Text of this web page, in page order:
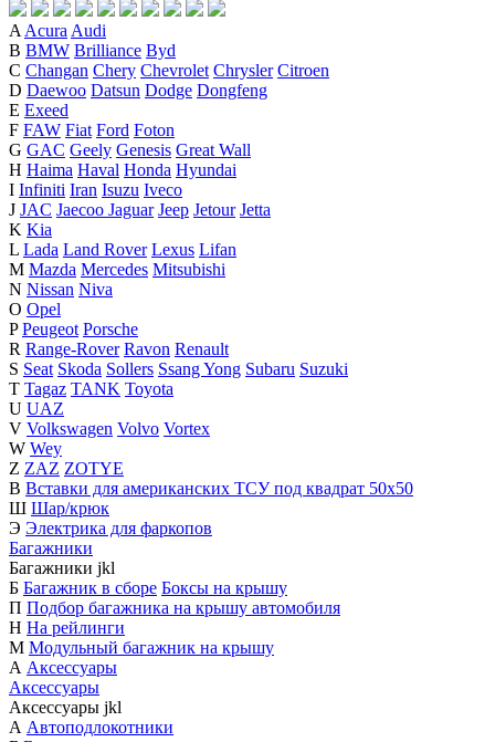
A Acura Audi
B BMW Brilliance Byd
C Changan Chery Chevrolet Chrysler Citroen
D Daewoo Datsun Dodge Dongfeng
E Exeed
F FAW Fiat Ford Foton
G GAC Geely Genesis Great Wall
H Haima Haval Honda Hyundai
I Infiniti Iran Isuzu Iveco
J JAC Jaecoo Jaguar Jeep Jetour Jetta
K Kia
L Lada Land Rover Lexus Lifan
M Mazda Mercedes Mitsubishi
N Nissan Niva
O Opel
P Peugeot Porsche
R Range-Rover Ravon Renault
S Seat Skoda Sollers Ssang Yong Subaru Suzuki
T Tagaz TANK Toyota
U UAZ
V Volkswagen Volvo Vortex
W Wey
Z ZAZ ZOTYE
В Вставки для американских ТСУ под квадрат 50х50
Ш Шар/крюк
Э Электрика для фаркопов
Багажники
Багажники jkl
Б Багажник в сборе Боксы на крышу
П Подбор багажника на крышу автомобиля
Н На рейлинги
М Модульный багажник на крышу
А Аксессуары
Аксессуары
Аксессуары jkl
А Автоподлокотники